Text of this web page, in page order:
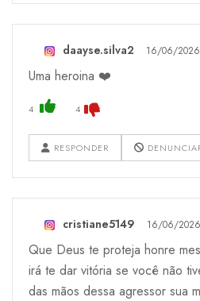
daayse.silva2 16/06/
Uma heroina ❤️
4 4
RESPONDER
cristiane5149 16/06/
Que Deus te proteja honre
irá te dar vitória se você não
das mãos dessa agressor sua